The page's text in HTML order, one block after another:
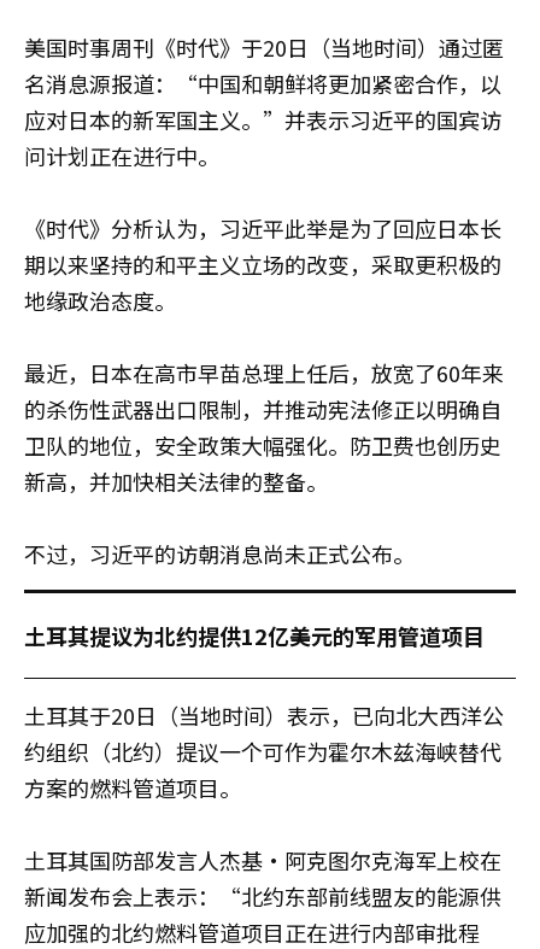
美国时事周刊《时代》于20日（当地时间）通过匿
名消息源报道：“中国和朝鲜将更加紧密合作，以
应对日本的新军国主义。”并表示习近平的国宾访
问计划正在进行中。
《时代》分析认为，习近平此举是为了回应日本长
期以来坚持的和平主义立场的改变，采取更积极的
地缘政治态度。
最近，日本在高市早苗总理上任后，放宽了60年来
的杀伤性武器出口限制，并推动宪法修正以明确自
卫队的地位，安全政策大幅强化。防卫费也创历史
新高，并加快相关法律的整备。
不过，习近平的访朝消息尚未正式公布。
土耳其提议为北约提供12亿美元的军用管道项目
土耳其于20日（当地时间）表示，已向北大西洋公
约组织（北约）提议一个可作为霍尔木兹海峡替代
方案的燃料管道项目。
土耳其国防部发言人杰基·阿克图尔克海军上校在
新闻发布会上表示：“北约东部前线盟友的能源供
应加强的北约燃料管道项目正在进行内部审批程